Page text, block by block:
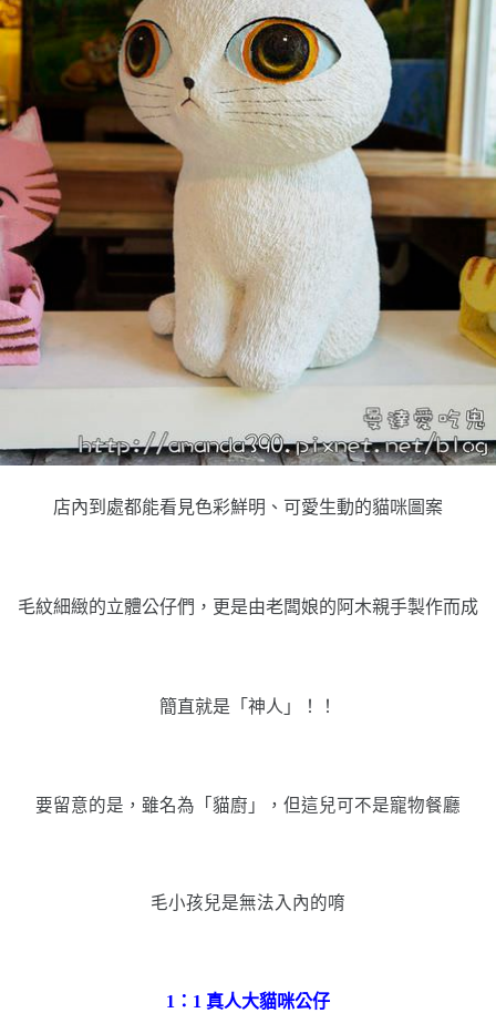
店內到處都能看見色彩鮮明、可愛生動的貓咪圖案
毛紋細緻的立體公仔們，更是由老闆娘的阿木親手製作而成
簡直就是「神人」！！
要留意的是，雖名為「貓廚」，但這兒可不是寵物餐廳
毛小孩兒是無法入內的唷
1：1 真人大貓咪公仔